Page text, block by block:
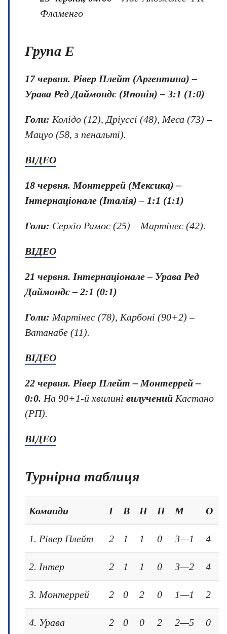
Фламенго
Група E
17 червня. Рівер Плейт (Аргентина) –
Урава Ред Даймондс (Японія) – 3:1 (1:0)
Голи: Колідо (12), Дріуссі (48), Меса (73) –
Мацуо (58, з пенальті).
ВІДЕО
18 червня. Монтеррей (Мексика) –
Інтернаціонале (Італія) – 1:1 (1:1)
Голи: Серхіо Рамос (25) – Мартінес (42).
ВІДЕО
21 червня. Інтернаціонале – Урава Ред
Даймондс – 2:1 (0:1)
Голи: Мартінес (78), Карбоні (90+2) –
Ватанабе (11).
ВІДЕО
22 червня. Рівер Плейт – Монтеррей –
0:0. На 90+1-й хвилині вилучений Кастано
(РП).
ВІДЕО
Турнірна таблиця
Команди І В Н П М О
1. Рівер Плейт 2 1 1 0 3—1 4
2. Інтер 2 1 1 0 3—2 4
3. Монтеррей 2 0 2 0 1—1 2
4. Урава 2 0 0 2 2—5 0